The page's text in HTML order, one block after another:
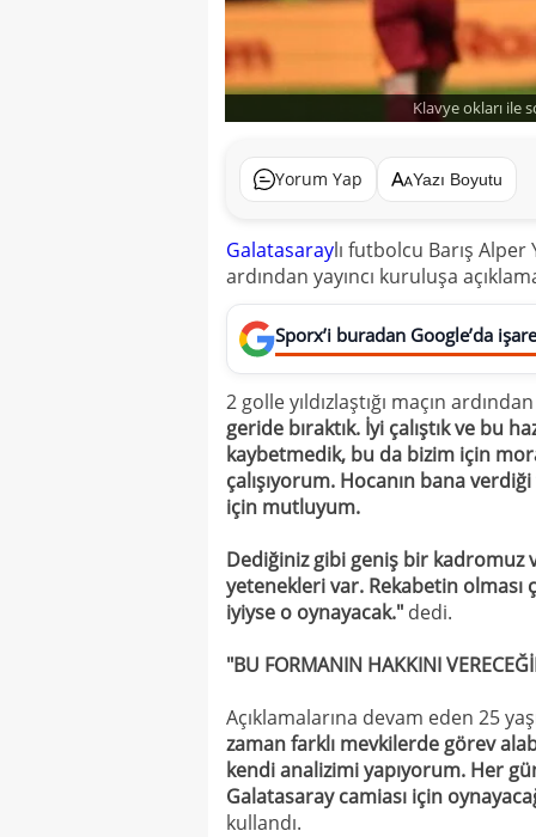
Klavye okları ile
Yorum Yap Yazı Boyutu
Galatasaraylı futbolcu Barış
ardından yayıncı kuruluşa
Sporx’i buradan Google’da
2 golle yıldızlaştığı maçın
geride bıraktık. İyi çalıştık ve bu
kaybetmedik, bu da bizim için
çalışıyorum. Hocanın bana
için mutluyum.
Dediğiniz gibi geniş bir kadromuz
yetenekleri var. Rekabetin
iyiyse o oynayacak." dedi.
"BU FORMANIN HAKKINI
Açıklamalarına devam eden 25
zaman farklı mevkilerde görev
kendi analizimi yapıyorum. Her
Galatasaray camiası için
kullandı.